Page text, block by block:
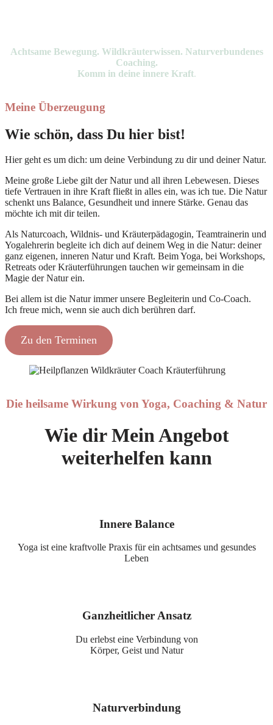
Achtsame Bewegung. Wildkräuterwissen. Naturverbundenes
Coaching.
Komm in deine innere Kraft.
Meine Überzeugung
Wie schön, dass Du hier bist!
Hier geht es um dich: um deine Verbindung zu dir und deiner Natur.
Meine große Liebe gilt der Natur und all ihren Lebewesen. Dieses
tiefe Vertrauen in ihre Kraft fließt in alles ein, was ich tue. Die Natur
schenkt uns Balance, Gesundheit und innere Stärke. Genau das
möchte ich mit dir teilen.
Als Naturcoach, Wildnis- und Kräuterpädagogin, Teamtrainerin und
Yogalehrerin begleite ich dich auf deinem Weg in die Natur: deiner
ganz eigenen, inneren Natur und Kraft. Beim Yoga, bei Workshops,
Retreats oder Kräuterführungen tauchen wir gemeinsam in die
Magie der Natur ein.
Bei allem ist die Natur immer unsere Begleiterin und Co-Coach.
Ich freue mich, wenn sie auch dich berühren darf.
Zu den Terminen
Die heilsame Wirkung von Yoga, Coaching & Natur
Wie dir Mein Angebot
weiterhelfen kann
Innere Balance
Yoga ist eine kraftvolle Praxis für ein achtsames und gesundes
Leben
Ganzheitlicher Ansatz
Du erlebst eine Verbindung von
Körper, Geist und Natur
Naturverbindung